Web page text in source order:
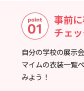
事前
チェ
自分の学校の展示
マイムの衣装一覧
みよう！